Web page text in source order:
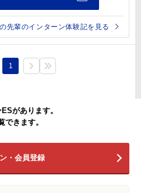
先輩のインターン体験記を見る
1
があります。
できます。
・会員登録